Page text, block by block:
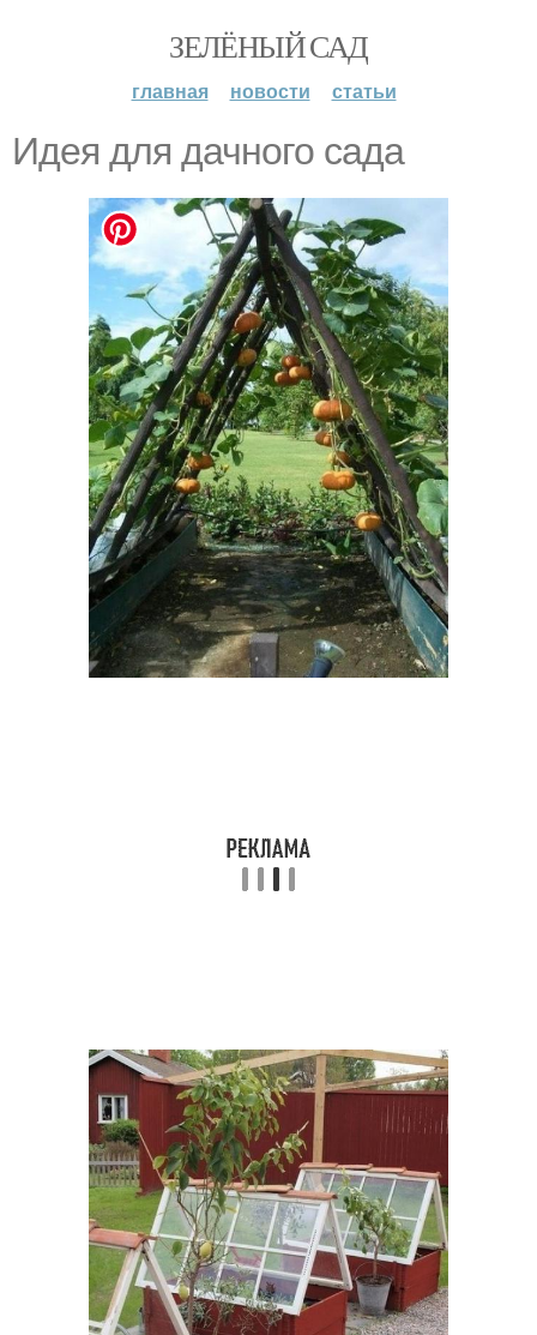
ЗЕЛЁНЫЙ САД
главная новости статьи
Идея для дачного сада